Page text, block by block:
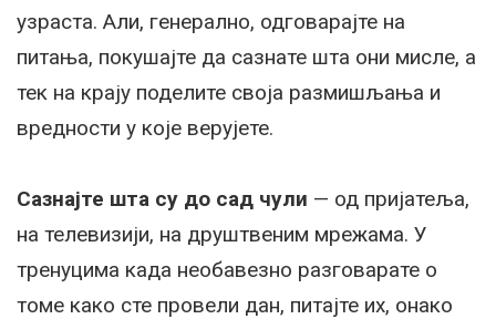
узраста. Али, генерално, одговарајте на
питања, покушајте да сазнате шта они мисле, а
тек на крају поделите своја размишљања и
вредности у које верујете.
Сазнајте шта су до сад чули — од пријатеља,
на телевизији, на друштвеним мрежама. У
тренуцима када необавезно разговарате о
томе како сте провели дан, питајте их, онако